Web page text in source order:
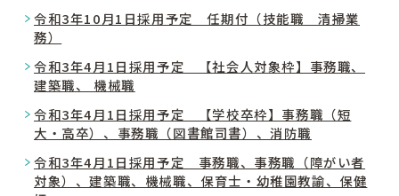
令和3年10月1日採用予定 任期付（技能職 清掃業
務）
令和3年4月1日採用予定 【社会人対象枠】事務職、
建築職、 機械職
令和3年4月1日採用予定 【学校卒枠】事務職（短
大・高卒）、事務職（図書館司書）、消防職
令和3年4月1日採用予定 事務職、事務職（障がい者
対象）、建築職、機械職、保育士・幼稚園教諭、保健